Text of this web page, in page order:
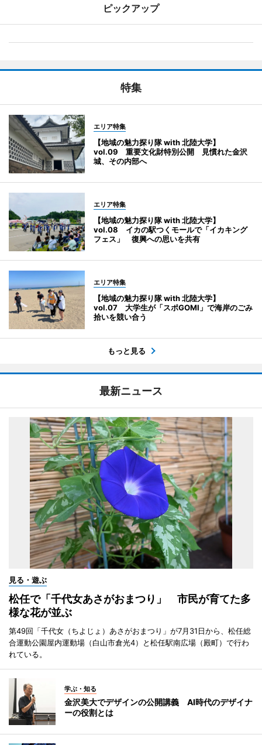
ピックアップ
特集
エリア特集
【地域の魅力探り隊 with 北陸大学】
vol.09 重要文化財特別公開 見慣れた金沢
城、その内部へ
エリア特集
【地域の魅力探り隊 with 北陸大学】
vol.08 イカの駅つくモールで「イカキング
フェス」 復興への思いを共有
エリア特集
【地域の魅力探り隊 with 北陸大学】
vol.07 大学生が「スポGOMI」で海岸のごみ
拾いを競い合う
もっと見る
最新ニュース
見る・遊ぶ
松任で「千代女あさがおまつり」 市民が育てた多
様な花が並ぶ
第49回「千代女（ちよじょ）あさがおまつり」が7月31日から、松任総
合運動公園屋内運動場（白山市倉光4）と松任駅南広場（殿町）で行わ
れている。
学ぶ・知る
金沢美大でデザインの公開講義 AI時代のデザイナ
ーの役割とは